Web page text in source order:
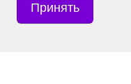
Принять